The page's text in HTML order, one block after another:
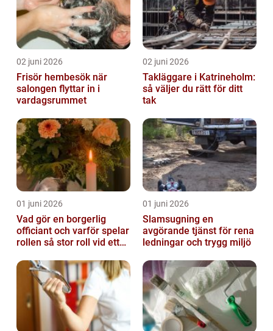
02 juni 2026
Frisör hembesök när
salongen flyttar in i
vardagsrummet
02 juni 2026
Takläggare i Katrineholm:
så väljer du rätt för ditt
tak
01 juni 2026
Vad gör en borgerlig
officiant och varför spelar
rollen så stor roll vid ett
01 juni 2026
Slamsugning en
avgörande tjänst för rena
ledningar och trygg miljö